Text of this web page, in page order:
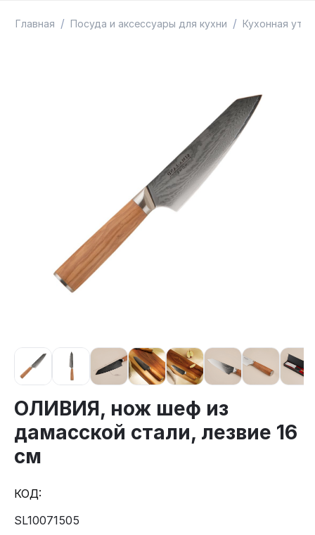
Главная / Посуда и аксессуары для кухни / Кухонная
ОЛИВИЯ, нож шеф из
дамасской стали, лезвие 16
см
КОД:
SL10071505